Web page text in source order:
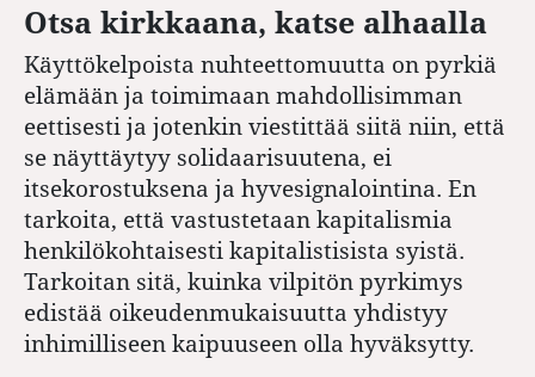
Otsa kirkkaana, katse alhaalla
Käyttökelpoista nuhteettomuutta on pyrkiä
elämään ja toimimaan mahdollisimman
eettisesti ja jotenkin viestittää siitä niin, että
se näyttäytyy solidaarisuutena, ei
itsekorostuksena ja hyvesignalointina. En
tarkoita, että vastustetaan kapitalismia
henkilökohtaisesti kapitalistisista syistä.
Tarkoitan sitä, kuinka vilpitön pyrkimys
edistää oikeudenmukaisuutta yhdistyy
inhimilliseen kaipuuseen olla hyväksytty.